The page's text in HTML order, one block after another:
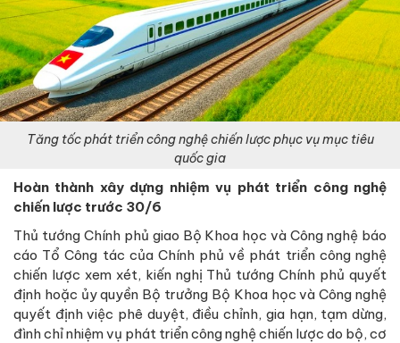
Tăng tốc phát triển công nghệ chiến lược phục vụ mục tiêu
quốc gia
Hoàn thành xây dựng nhiệm vụ phát triển công nghệ
chiến lược trước 30/6
Thủ tướng Chính phủ giao Bộ Khoa học và Công nghệ báo
cáo Tổ Công tác của Chính phủ về phát triển công nghệ
chiến lược xem xét, kiến nghị Thủ tướng Chính phủ quyết
định hoặc ủy quyền Bộ trưởng Bộ Khoa học và Công nghệ
quyết định việc phê duyệt, điều chỉnh, gia hạn, tạm dừng,
đình chỉ nhiệm vụ phát triển công nghệ chiến lược do bộ, cơ